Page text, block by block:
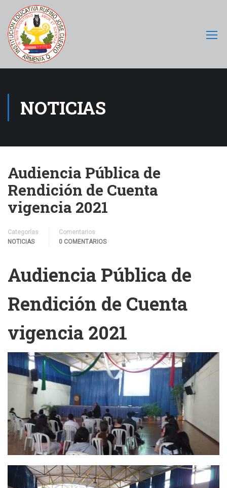
NOTICIAS
Audiencia Pública de
Rendición de Cuenta
vigencia 2021
Categorías
NOTICIAS
Comentarios
0 COMENTARIOS
Audiencia Pública de
Rendición de Cuenta
vigencia 2021